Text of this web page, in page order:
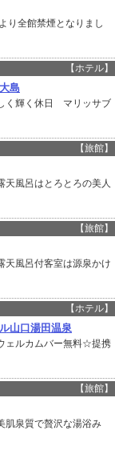
り全館禁煙となりまし
【ホテル】
島
く輝く休日 マリッサブ
【旅館】
天風呂はとろとろの美人
【旅館】
天風呂付客室は源泉かけ
【ホテル】
山口湯田温泉
ェルカムバー無料☆提携
【旅館】
肌泉質で贅沢な湯浴み